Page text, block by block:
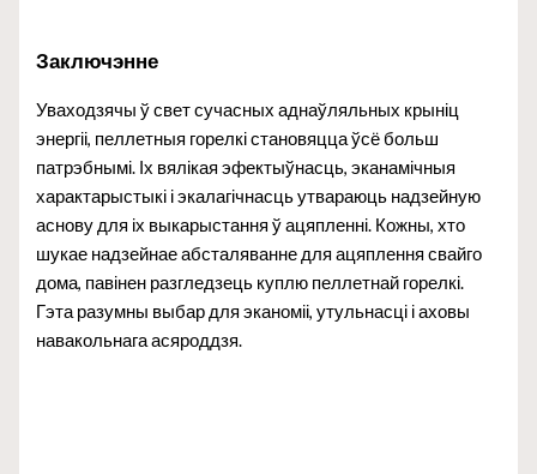
Заключэнне
Уваходзячы ў свет сучасных аднаўляльных крыніц
энергіі, пеллетныя горелкі становяцца ўсё больш
патрэбнымі. Іх вялікая эфектыўнасць, эканамічныя
характарыстыкі і экалагічнасць утвараюць надзейную
аснову для іх выкарыстання ў ацяпленні. Кожны, хто
шукае надзейнае абсталяванне для ацяплення свайго
дома, павінен разгледзець куплю пеллетнай горелкі.
Гэта разумны выбар для эканоміі, утульнасці і аховы
навакольнага асяроддзя.